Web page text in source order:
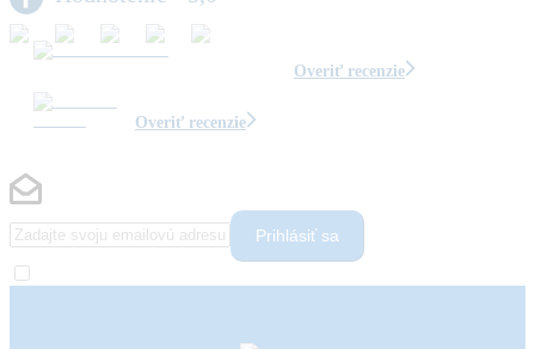
Overiť recenzie
Overiť recenzie
Prihlásiť sa